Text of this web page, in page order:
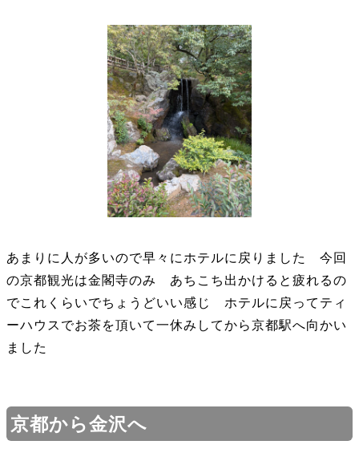
あまりに人が多いので早々にホテルに戻りました 今回
の京都観光は金閣寺のみ あちこち出かけると疲れるの
でこれくらいでちょうどいい感じ ホテルに戻ってティ
ーハウスでお茶を頂いて一休みしてから京都駅へ向かい
ました
京都から金沢へ